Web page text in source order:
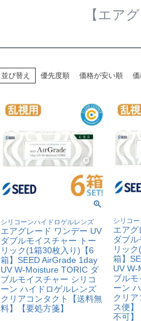
【エア
並び替え 優先度順 価格が安い順
シリコーンハイドロゲルレンズ
エアグレード ワンデー UV
ダブルモイスチャー トー
リック(1箱30枚入り)【6
箱】SEED AirGrade 1day
UV W-Moisture TORIC ダ
ブルモイスチャー シリコ
ーン ハイドロゲルレンズ
クリアコンタクト【送料無
料】【要処方箋】
シリコ
エアグ
ダブ
リッ
箱】
UV W-
ブルモ
ーン
クリア
ス便】
不可】